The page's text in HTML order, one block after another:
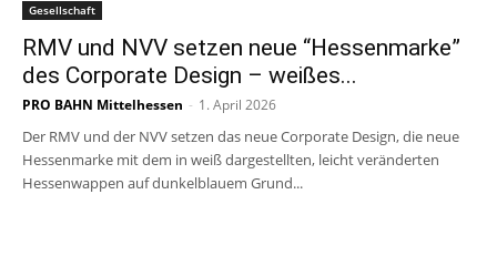
Gesellschaft
RMV und NVV setzen neue “Hessenmarke”
des Corporate Design – weißes...
PRO BAHN Mittelhessen - 1. April 2026
Der RMV und der NVV setzen das neue Corporate Design, die neue
Hessenmarke mit dem in weiß dargestellten, leicht veränderten
Hessenwappen auf dunkelblauem Grund...